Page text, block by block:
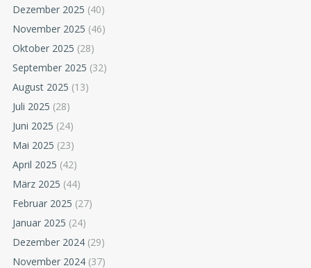
Dezember 2025 (40)
November 2025 (46)
Oktober 2025 (28)
September 2025 (32)
August 2025 (13)
Juli 2025 (28)
Juni 2025 (24)
Mai 2025 (23)
April 2025 (42)
März 2025 (44)
Februar 2025 (27)
Januar 2025 (24)
Dezember 2024 (29)
November 2024 (37)